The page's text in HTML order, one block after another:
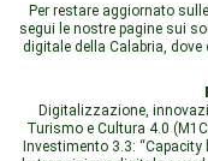
Per restare aggiornato
segui le nostre pagine sui
digitale della Calabria,
Digitalizzazione,
Turismo e Cultura 4.0
Investimento 3.3: